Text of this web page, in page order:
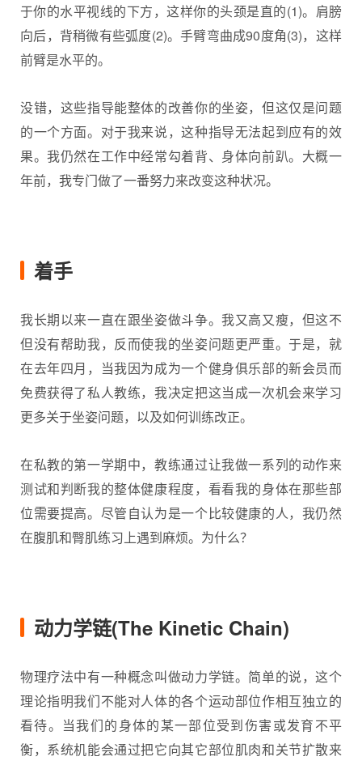
于你的水平视线的下方，这样你的头颈是直的(1)。肩膀
向后，背稍微有些弧度(2)。手臂弯曲成90度角(3)，这样
前臂是水平的。
没错，这些指导能整体的改善你的坐姿，但这仅是问题
的一个方面。对于我来说，这种指导无法起到应有的效
果。我仍然在工作中经常勾着背、身体向前趴。大概一
年前，我专门做了一番努力来改变这种状况。
着手
我长期以来一直在跟坐姿做斗争。我又高又瘦，但这不
但没有帮助我，反而使我的坐姿问题更严重。于是，就
在去年四月，当我因为成为一个健身俱乐部的新会员而
免费获得了私人教练，我决定把这当成一次机会来学习
更多关于坐姿问题，以及如何训练改正。
在私教的第一学期中，教练通过让我做一系列的动作来
测试和判断我的整体健康程度，看看我的身体在那些部
位需要提高。尽管自认为是一个比较健康的人，我仍然
在腹肌和臀肌练习上遇到麻烦。为什么？
动力学链(The Kinetic Chain)
物理疗法中有一种概念叫做动力学链。简单的说，这个
理论指明我们不能对人体的各个运动部位作相互独立的
看待。当我们的身体的某一部位受到伤害或发育不平
衡，系统机能会通过把它向其它部位肌肉和关节扩散来